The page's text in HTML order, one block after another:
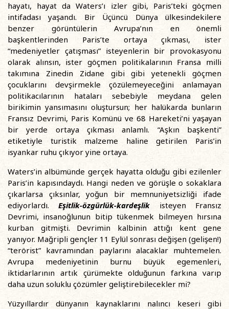
hayatı, hayat da Waters’ı izler gibi, Paris’teki göçmen
intifadası yaşandı. Bir Üçüncü Dünya ülkesindekilere
benzer görüntülerin Avrupa’nın en önemli
başkentlerinden Paris’te ortaya çıkması, ister
“medeniyetler çatışması” isteyenlerin bir provokasyonu
olarak alınsın, ister göçmen politikalarının Fransa milli
takımına Zinedin Zidane gibi gibi yetenekli göçmen
çocuklarını devşirmekle çözülemeyeceğini anlamayan
politikacılarının hataları sebebiyle meydana gelen
birikimin yansımasını oluştursun; her halükarda bunların
Fransız Devrimi, Paris Komünü ve 68 Hareketi’ni yaşayan
bir yerde ortaya çıkması anlamlı. “Aşkın başkenti”
etiketiyle turistik malzeme haline getirilen Paris’in
isyankar ruhu çıkıyor yine ortaya.
Waters’in albümünde gerçek hayatta olduğu gibi ezilenler
Paris’in kapısındaydı. Hangi neden ve görüşle o sokaklara
çıkarlarsa çıksınlar, yoğun bir memnuniyetsizliği ifade
ediyorlardı.Eşitlik-özgürlük-kardeşlik isteyen Fransız
Devrimi, insanoğlunun bitip tükenmek bilmeyen hırsına
kurban gitmişti. Devrimin kalbinin attığı kent gene
yanıyor. Mağripli gençler 11 Eylül sonrası değişen (gelişen!)
“terörist” kavramından paylarını alacaklar muhtemelen.
Avrupa medeniyetinin burnu büyük egemenleri,
iktidarlarının artık çürümekte olduğunun farkına varıp
daha uzun soluklu çözümler geliştirebilecekler mi?
Yüzyıllardır dünyanın kaynaklarını nalıncı keseri gibi